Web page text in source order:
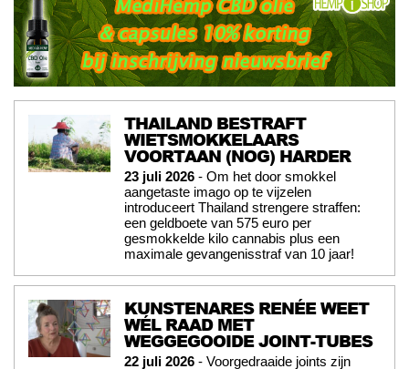
THAILAND BESTRAFT
WIETSMOKKELAARS
VOORTAAN (NOG) HARDER
23 juli 2026 - Om het door smokkel
aangetaste imago op te vijzelen
introduceert Thailand strengere straffen:
een geldboete van 575 euro per
gesmokkelde kilo cannabis plus een
maximale gevangenisstraf van 10 jaar!
KUNSTENARES RENÉE WEET
WÉL RAAD MET
WEGGEGOOIDE JOINT-TUBES
22 juli 2026 - Voorgedraaide joints zijn